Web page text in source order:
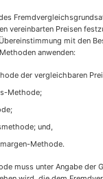
vereinbarten Preisen
mit den
anwenden:
der vergleichbaren
Methode;
und,
Methode.
muss unter Angabe der